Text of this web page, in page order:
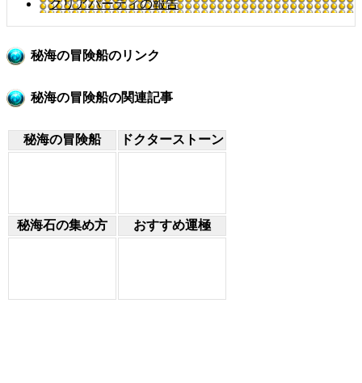
クリアパーティの報告
秘海の冒険船のリンク
秘海の冒険船の関連記事
秘海の冒険船 ドクターストーン
秘海石の集め方 おすすめ運極